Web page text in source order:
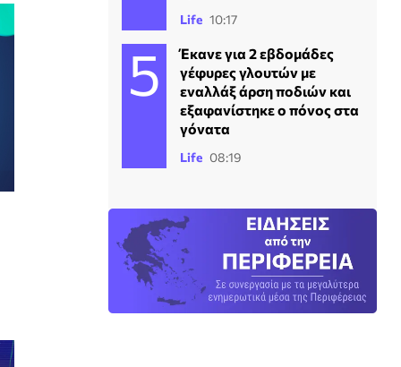
Life 10:17
Έκανε για 2 εβδομάδες
γέφυρες γλουτών με
εναλλάξ άρση ποδιών και
εξαφανίστηκε ο πόνος στα
γόνατα
Life 08:19